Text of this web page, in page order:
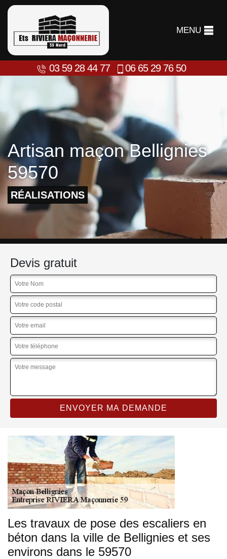
MENU
03 59 28 44 77 06 65 29 76 50
Artisan maçon Bellignies
59570
RÉALISATIONS
Devis gratuit
Les travaux de pose des escaliers en
béton dans la ville de Bellignies et ses
environs dans le 59570